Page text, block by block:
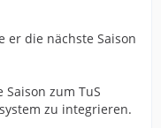
er die nächste Saison
zum TuS
zu integrieren.